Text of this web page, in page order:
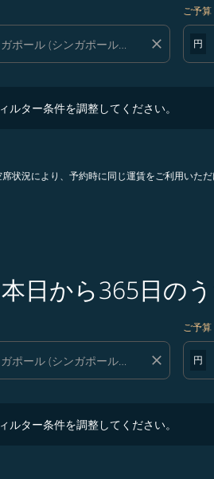
close
ご予算
円
ター条件を調整してください。
状況により、予約時に同じ運賃をご利用い
日から365日の
close
ご予算
円
ター条件を調整してください。